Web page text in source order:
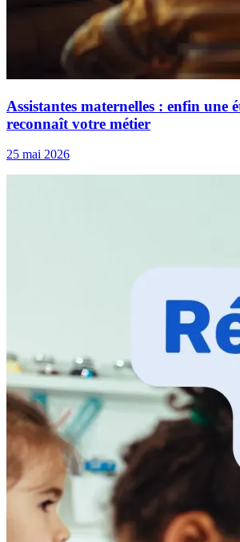
Assistantes maternelles : enfin une
reconnaît votre métier
25 mai 2026